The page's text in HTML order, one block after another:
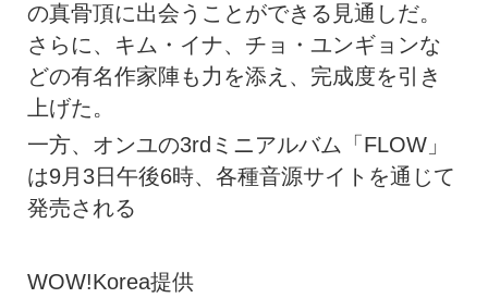
の真骨頂に出会うことができる見通しだ。
さらに、キム・イナ、チョ・ユンギョンな
どの有名作家陣も力を添え、完成度を引き
上げた。
一方、オンユの3rdミニアルバム「FLOW」
は9月3日午後6時、各種音源サイトを通じて
発売される
WOW!Korea提供